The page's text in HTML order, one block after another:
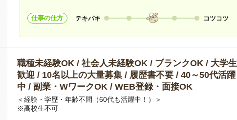
仕事の仕方 テキパキ コツコツ
職種未経験OK / 社会人未経験OK / ブランクOK / 大学生
歓迎 / 10名以上の大量募集 / 履歴書不要 / 40～50代活躍
中 / 副業・WワークOK / WEB登録・面接OK
＜経験・学歴・年齢不問（60代も活躍中！）＞
※高校生不可